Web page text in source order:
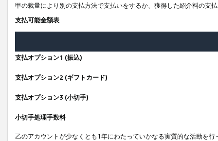
甲の裁量により別の支払方法で支払いをするか、獲得した紹介料の支
支払可能金額表
支払オプション1 (振込)
支払オプション2 (ギフトカード)
支払オプション3 (小切手)
小切手処理手数料
乙のアカウントが少なくとも1年にわたっていかなる実質的な活動を